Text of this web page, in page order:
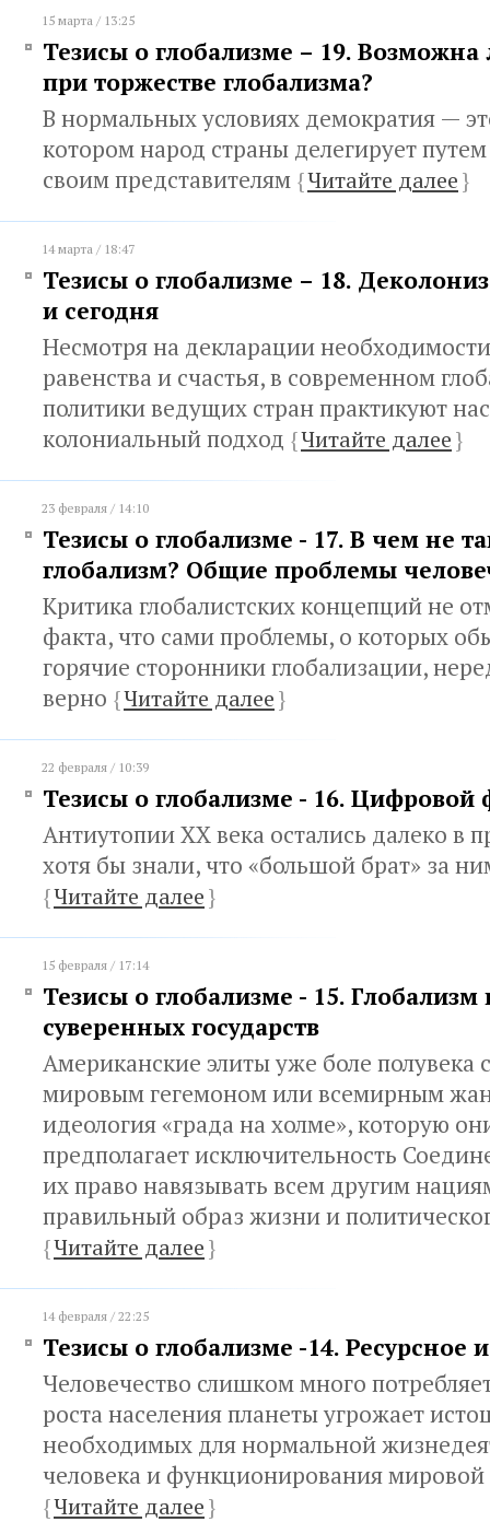
15 марта / 13:25
Тезисы о глобализме – 19.
при торжестве глобализма?
В нормальных условиях демократия —
котором народ страны делегирует
своим представителям {Читайте далее}
14 марта / 18:47
Тезисы о глобализме – 18.
и сегодня
Несмотря на декларации
равенства и счастья, в современном
политики ведущих стран практикуют
колониальный подход {Читайте далее}
23 февраля / 14:10
Тезисы о глобализме - 17. В чем не
глобализм? Общие проблемы
Критика глобалистских концепций не
факта, что сами проблемы, о которых
горячие сторонники глобализации,
верно {Читайте далее}
22 февраля / 10:39
Тезисы о глобализме - 16.
Антиутопии ХХ века остались далеко в
хотя бы знали, что «большой брат» за
{Читайте далее}
15 февраля / 17:14
Тезисы о глобализме - 15. Глобализм
суверенных государств
Американские элиты уже боле полувека
мировым гегемоном или всемирным
идеология «града на холме», которую
предполагает исключительность
их право навязывать всем другим
правильный образ жизни и
{Читайте далее}
14 февраля / 22:25
Тезисы о глобализме -14. Ресурсное
Человечество слишком много
роста населения планеты угрожает
необходимых для нормальной
человека и функционирования
{Читайте далее}